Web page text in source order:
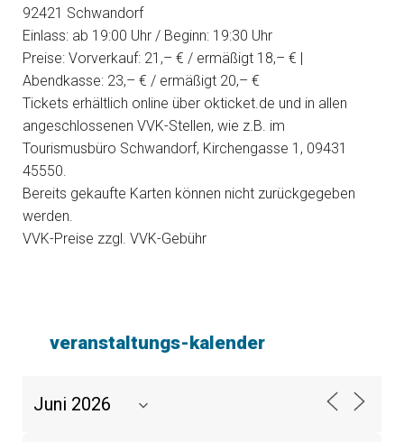
92421 Schwandorf
Einlass: ab 19:00 Uhr / Beginn: 19:30 Uhr
Preise: Vorverkauf: 21,– € / ermäßigt 18,– € |
Abendkasse: 23,– € / ermäßigt 20,– €
Tickets erhältlich online über okticket.de und in allen
angeschlossenen VVK-Stellen, wie z.B. im
Tourismusbüro Schwandorf, Kirchengasse 1, 09431
45550.
Bereits gekaufte Karten können nicht zurückgegeben
werden.
VVK-Preise zzgl. VVK-Gebühr
veranstaltungs-kalender